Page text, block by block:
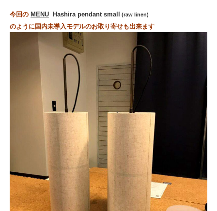
今回の MENU Hashira pendant small (raw linen)
のように国内未導入モデルのお取り寄せも出来ます